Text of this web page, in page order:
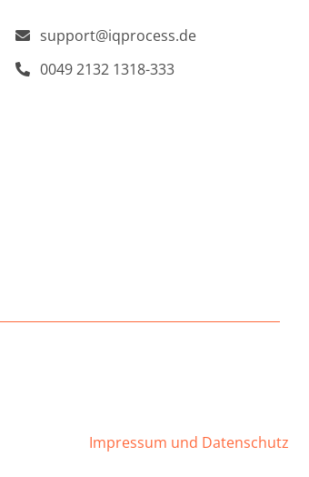
support@iqprocess.de
0049 2132 1318-333
Impressum und Datenschutz